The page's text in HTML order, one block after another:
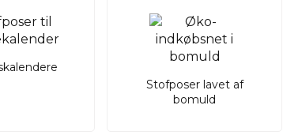
Stofposer lavet af
bomuld